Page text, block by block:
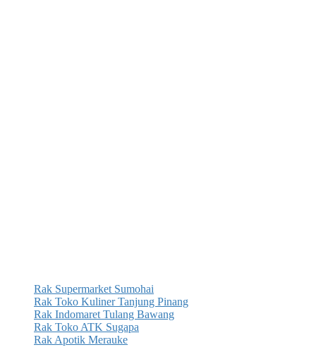
Rak Supermarket Sumohai
Rak Toko Kuliner Tanjung Pinang
Rak Indomaret Tulang Bawang
Rak Toko ATK Sugapa
Rak Apotik Merauke